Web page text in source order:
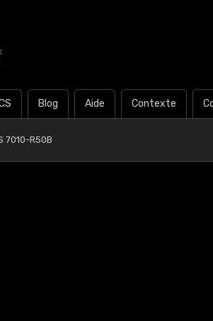
Blog Aide Contexte
7010-R50B